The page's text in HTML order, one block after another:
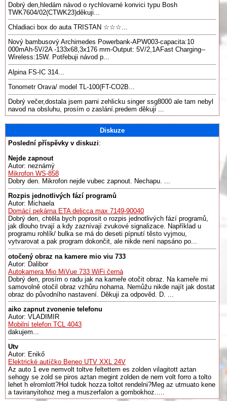
Dobrý den,hledám návod o rychlovarné konvici typu Bosh
TWK7604/02(CTWK23)děkuji...
Chladiaci box do auta TRISTAN ☆☆☆...
Nový bambusový Archimedes Powerbank-APW003-capacita:10
000mAh-5V/2A -133x68,3x176 mm-Output: 5V/2,1AFast Charging--
Wireless:15W. Potřebuji návod p...
Alpina FS-IC 314...
Tonometr Orava/ model TL-100(FT-CO2B...
Dobrý večer,dostala jsem parni zehlicku singer ssg8000 ale tam nebyl
navod na obsluhu, prosím o zaslání.predem děkuji ...
Diskuze
Poslední příspěvky v diskuzi:
Nejde zapnout
Autor: neznámý
Mikrofon WS-858
Dobry den. Mikrofon nejde vubec zapnout. Nechapu. ...
Rozpis jednotlivých fází programů
Autor: Michaela
Domácí pekárna ETA delicca max 7149-90040
Dobrý den, chtěla bych poprosit o rozpis jednotlivých fází programů,
jak dlouho trvají a kdy zaznívají zvukové signalizace. Například u
programu rohlík/ bulka se má do deseti pípnutí těsto vyjmou,
vytvarovat a pak program dokončit, ale nikde není napsáno po...
otočený obraz na kamere mio viu 733
Autor: Dalibor
Autokamera Mio MiVue 733 WiFi černá
Dobrý den, prosím o radu jak na kameře otočit obraz. Na kameře mi
samovolně otočil obraz vzhůru nohama. Nemůžu nikde najít jak dostat
obraz do původního nastavení. Děkuji za odpověd. D. ...
aiko zapnut zvonenie telefonu
Autor: VLADIMIR
Mobilní telefon TCL 4043
dakujem...
Utv
Autor: Enikő
Elektrické autíčko Beneo UTV XXL 24V
Az auto 1 eve nemvolt toltve feltettem es zolden vilagitott aztan
sehogy se zold se piros aztan megint zolden de nem volt forro a tolto
lehet h elromlott?Hol tudok hozza toltot rendelni?Meg az utmuato kene
a taviranyitohoz meg a muszerfalon a gombokhoz.....